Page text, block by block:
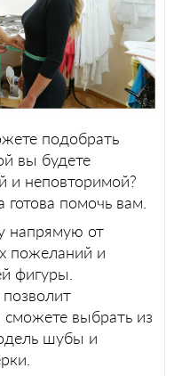
подобрать
вы будете
и неповторимой?
помочь вам.
напрямую от
пожеланий и
фигуры.
выбрать из
шубы и